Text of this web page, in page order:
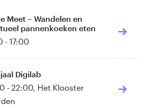
Meet – Wandelen en
pannenkoeken eten
- 17:00
Digilab
- 22:00, Het Klooster